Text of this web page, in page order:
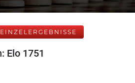
EINZELERGEBNISSE
Elo 1751